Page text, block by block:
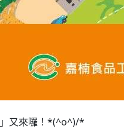
又來囉！*(^o^)/*